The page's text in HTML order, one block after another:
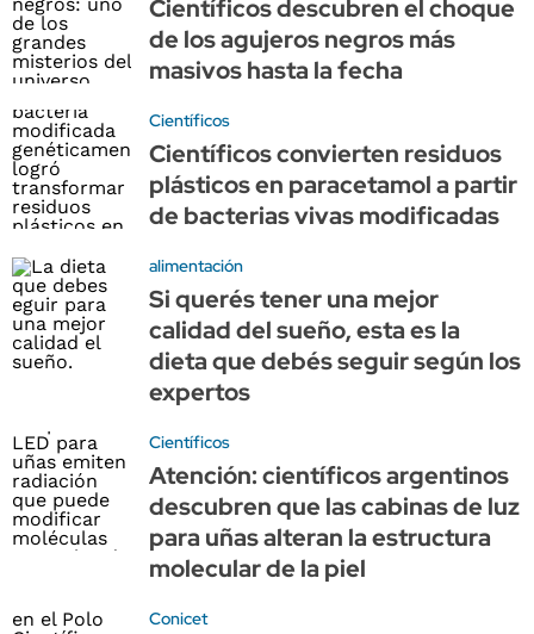
Científicos descubren el choque
de los agujeros negros más
masivos hasta la fecha
Científicos
Científicos convierten residuos
plásticos en paracetamol a partir
de bacterias vivas modificadas
alimentación
Si querés tener una mejor
calidad del sueño, esta es la
dieta que debés seguir según los
expertos
Científicos
Atención: científicos argentinos
descubren que las cabinas de luz
para uñas alteran la estructura
molecular de la piel
Conicet